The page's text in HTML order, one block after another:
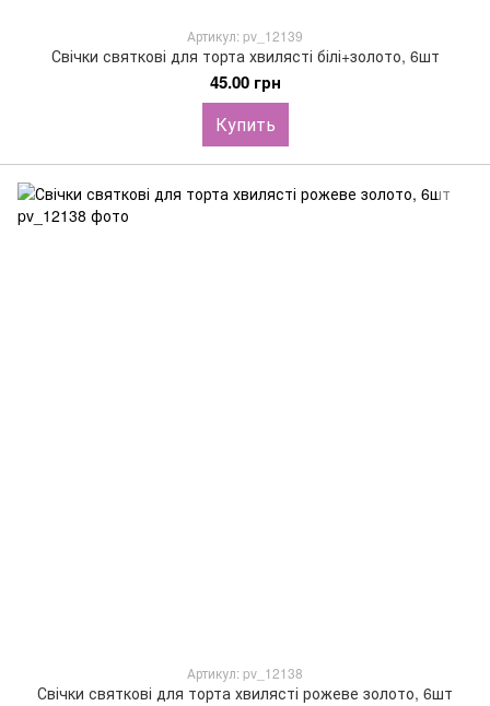
Артикул: pv_12139
Свічки святкові для торта хвилясті білі+золото, 6шт
45.00 грн
Купить
Артикул: pv_12138
Свічки святкові для торта хвилясті рожеве золото, 6шт